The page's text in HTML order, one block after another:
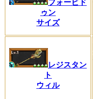
フォービド
ゥン
サイズ
レジスタン
ト
ウィル